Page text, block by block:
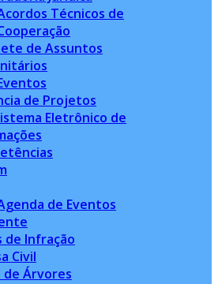
Técnicos de
de Assuntos
de Projetos
Eletrônico de
de Eventos
de Infração
Civil
de Árvores